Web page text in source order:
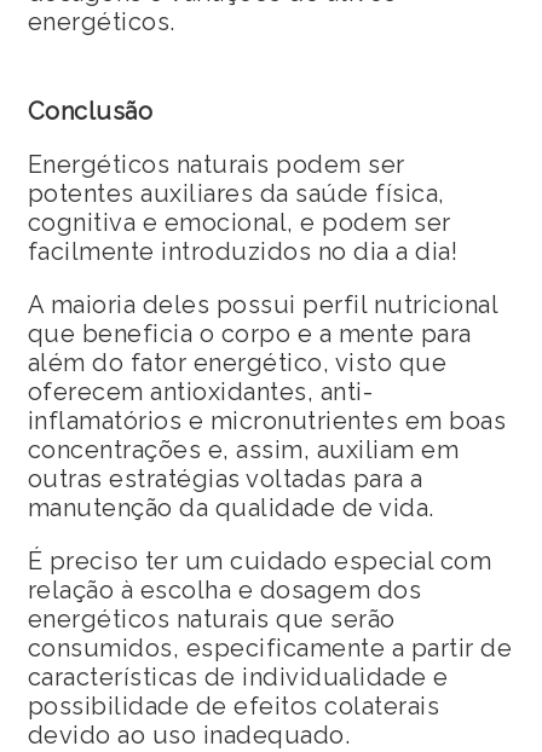
energéticos.
Conclusão
Energéticos naturais podem ser
potentes auxiliares da saúde física,
cognitiva e emocional, e podem ser
facilmente introduzidos no dia a dia!
A maioria deles possui perfil nutricional
que beneficia o corpo e a mente para
além do fator energético, visto que
oferecem antioxidantes, anti-
inflamatórios e micronutrientes em boas
concentrações e, assim, auxiliam em
outras estratégias voltadas para a
manutenção da qualidade de vida.
É preciso ter um cuidado especial com
relação à escolha e dosagem dos
energéticos naturais que serão
consumidos, especificamente a partir de
características de individualidade e
possibilidade de efeitos colaterais
devido ao uso inadequado.